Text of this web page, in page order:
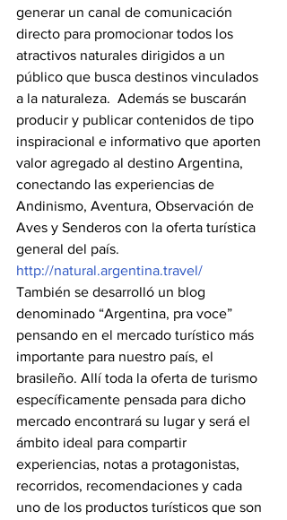
generar un canal de comunicación
directo para promocionar todos los
atractivos naturales dirigidos a un
público que busca destinos vinculados
a la naturaleza.  Además se buscarán
producir y publicar contenidos de tipo
inspiracional e informativo que aporten
valor agregado al destino Argentina,
conectando las experiencias de
Andinismo, Aventura, Observación de
Aves y Senderos con la oferta turística
general del país.
http://natural.argentina.travel/
También se desarrolló un blog
denominado “Argentina, pra voce”
pensando en el mercado turístico más
importante para nuestro país, el
brasileño. Allí toda la oferta de turismo
específicamente pensada para dicho
mercado encontrará su lugar y será el
ámbito ideal para compartir
experiencias, notas a protagonistas,
recorridos, recomendaciones y cada
uno de los productos turísticos que son